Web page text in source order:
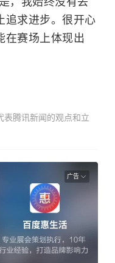
追求进步。很开心
在赛场上体现出
表腾讯新闻的观点和立
广告